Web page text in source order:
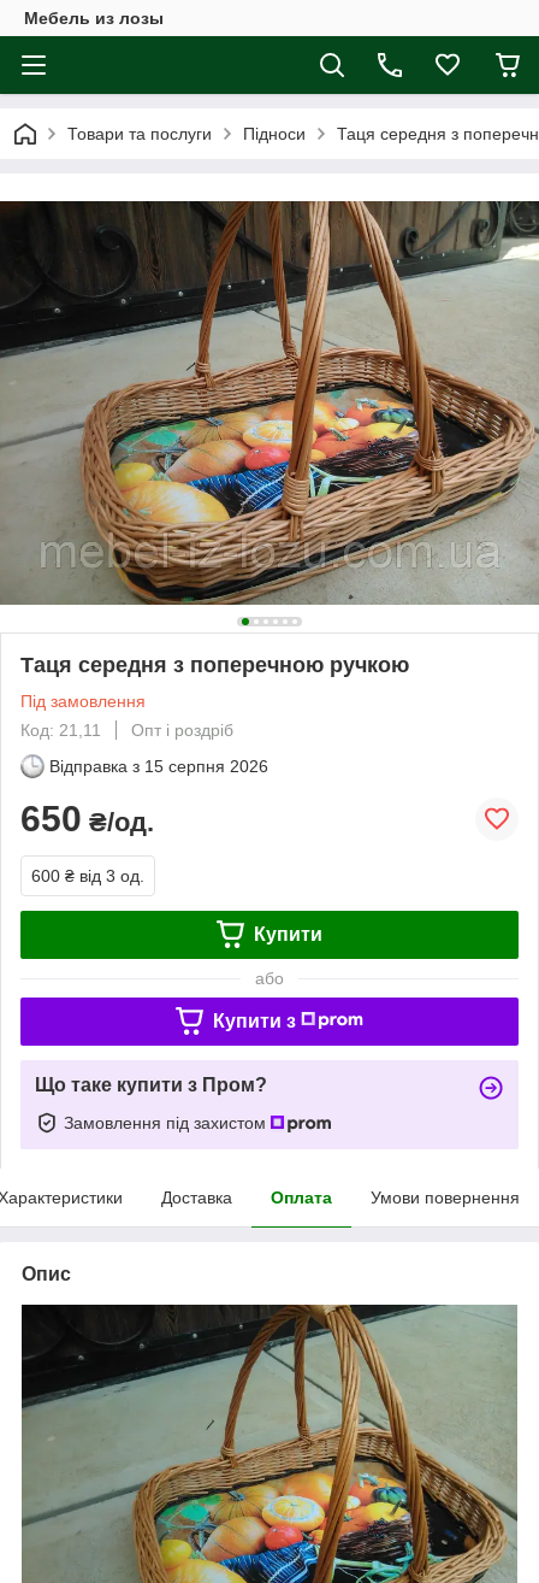
Мебель из лозы
Товари та послуги Підноси Таця середня з
Таця середня з поперечною ручкою
Під замовлення
Код: 21,11
Опт і роздріб
Відправка з 15 серпня 2026
650 ₴/од.
600 ₴ від 3 од.
Купити
або
Купити з
Що таке купити з Пром?
Замовлення під захистом
Доставка Оплата Умови повернення
Опис